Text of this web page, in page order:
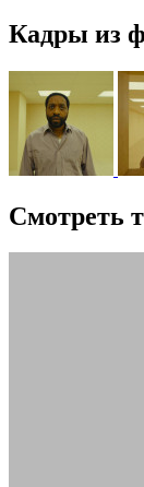
Кадры из
Смотреть